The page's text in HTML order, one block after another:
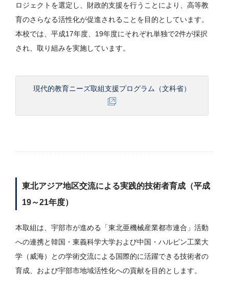
ロジェクトを選定し、財政的支援を行うことにより、高等教
育のさらなる活性化が促進されることを目的としています。
本校では、平成17年度、19年度にそれぞれ単独で2件が採択
され、取り組みを実施しています。
現代的教育ニーズ取組支援プログラム（文科省）
東北アジア地区交流による実践的技術者育成（平成
19～21年度）
本取組は、宇部市が進める「東北亜機械産業都市連合」活動
への連携と韓国・東義科学大学および中国・ハルピン工業大
学（威海）との学術交流による国際的に活躍できる技術者の
育成、および宇部市地域活性化への貢献を目的とします。